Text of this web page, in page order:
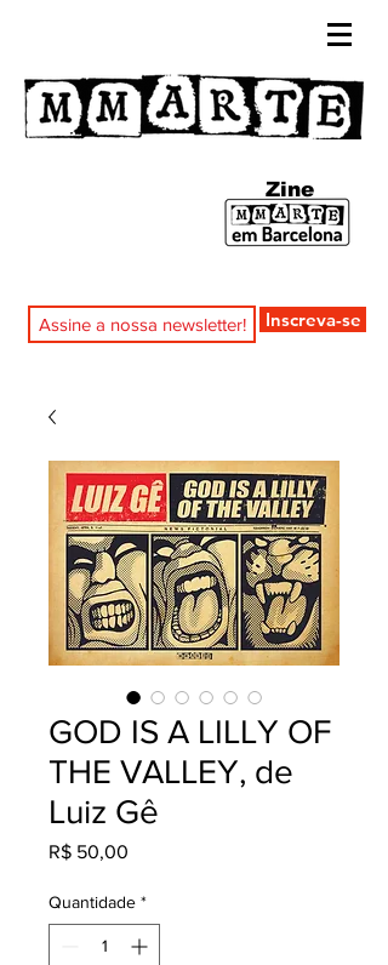
Zine
Inscreva-se
GOD IS A LILLY OF
THE VALLEY, de
Luiz Gê
R$ 50,00
Quantidade *